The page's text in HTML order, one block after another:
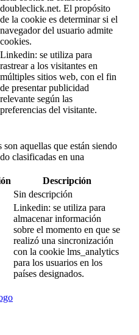
doubleclick.net. El propósito
de la cookie es determinar si el
navegador del usuario admite
cookies.
Linkedin: se utiliza para
rastrear a los visitantes en
múltiples sitios web, con el fin
de presentar publicidad
relevante según las
preferencias del visitante.
aquellas que están siendo
clasificadas en una
Descripción
Sin descripción
Linkedin: se utiliza para
almacenar información
sobre el momento en que se
realizó una sincronización
con la cookie lms_analytics
para los usuarios en los
países designados.